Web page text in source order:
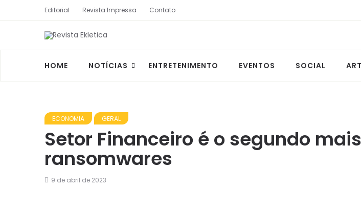
Editorial Revista Impressa Contato
HOME NOTÍCIAS ENTRETENIMENTO EVENTOS SOCIAL
ECONOMIA GERAL
Setor Financeiro é o segundo
ransomwares
9 de abril de 2023